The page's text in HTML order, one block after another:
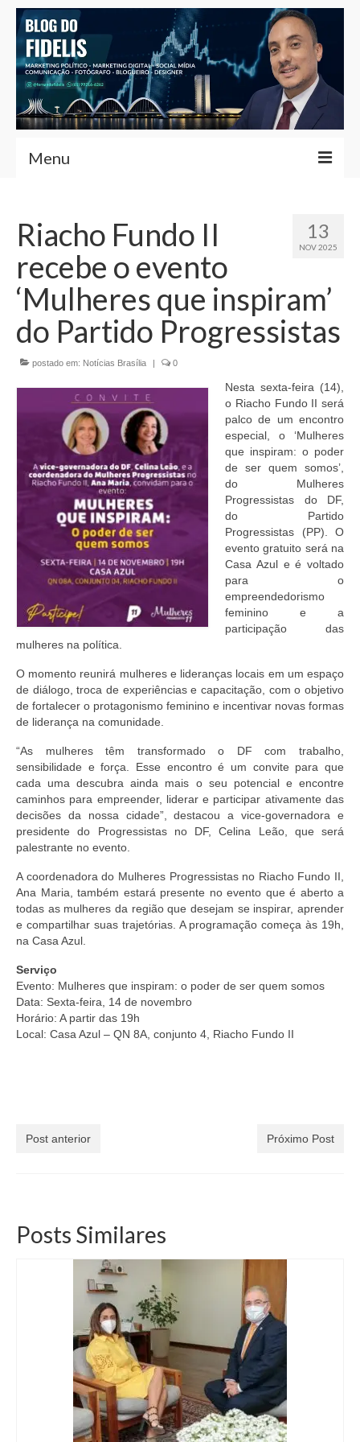
Menu
Fernando Fidelis
Café com Fidelis
Notícias Brasília
Contato
Currículo
13
NOV 2025
Riacho Fundo II
recebe o evento
‘Mulheres que inspiram’
do Partido Progressistas
postado em: Notícias Brasília | 0
Nesta sexta-feira (14),
o Riacho Fundo II será
palco de um encontro
especial, o ‘Mulheres
que inspiram: o poder
de ser quem somos’,
do Mulheres
Progressistas do DF,
do Partido
Progressistas (PP). O
evento gratuito será na
Casa Azul e é voltado
para o
empreendedorismo
feminino e a
participação das
mulheres na política.
O momento reunirá mulheres e lideranças locais em um espaço
de diálogo, troca de experiências e capacitação, com o objetivo
de fortalecer o protagonismo feminino e incentivar novas formas
de liderança na comunidade.
“As mulheres têm transformado o DF com trabalho,
sensibilidade e força. Esse encontro é um convite para que
cada uma descubra ainda mais o seu potencial e encontre
caminhos para empreender, liderar e participar ativamente das
decisões da nossa cidade”, destacou a vice-governadora e
presidente do Progressistas no DF, Celina Leão, que será
palestrante no evento.
A coordenadora do Mulheres Progressistas no Riacho Fundo II,
Ana Maria, também estará presente no evento que é aberto a
todas as mulheres da região que desejam se inspirar, aprender
e compartilhar suas trajetórias. A programação começa às 19h,
na Casa Azul.
Serviço
Evento: Mulheres que inspiram: o poder de ser quem somos
Data: Sexta-feira, 14 de novembro
Horário: A partir das 19h
Local: Casa Azul – QN 8A, conjunto 4, Riacho Fundo II
Post anterior Próximo Post
Posts Similares